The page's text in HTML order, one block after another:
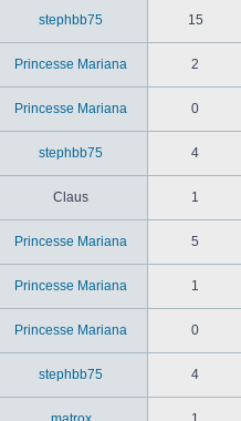
stephbb75 15
Princesse Mariana 2
Princesse Mariana 0
stephbb75 4
Claus 1
Princesse Mariana 5
Princesse Mariana 1
Princesse Mariana 0
stephbb75 4